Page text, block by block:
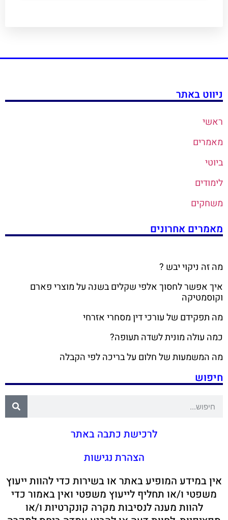
ניווט באתר
ראשי
מאמרים
ביוטי
לימודים
משחקים
מאמרים אחרונים
מה זה ניקוי יבש ?
איך אפשר לחסוך אלפי שקלים בשנה על מוצרי פארם
וקוסמטיקה
מה תפקידם של עורכי דין מסחרי אזרחי
כמה עולה מונית לשדה תעופה?
מה המשמעות של חלום על בריכה לפי הקבלה
חיפוש
לרכישת כתבה באתר
הצהרת נגישות
אין במידע המופיע באתר או בשירות כדי להוות ייעוץ
משפטי ו/או תחליף לייעוץ משפטי ואין באמור כדי
להוות מענה לנסיבות מקרה קונקרטיות ו/או